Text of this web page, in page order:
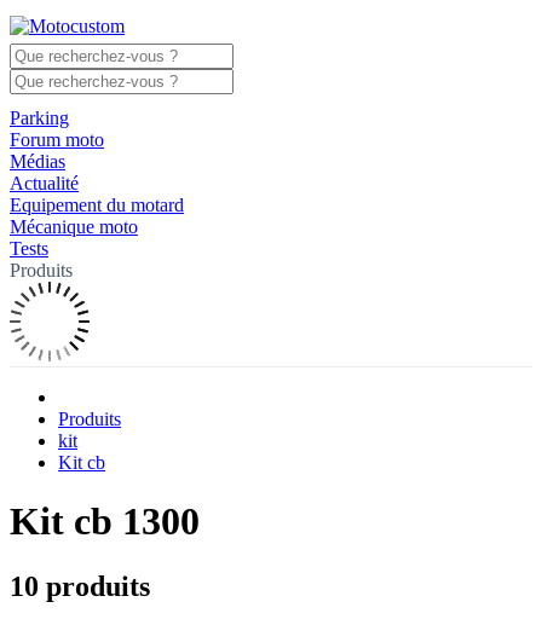
Parking
Forum moto
Médias
Actualité
Equipement du motard
Mécanique moto
Tests
Produits
Produits
kit
Kit cb
Kit cb 1300
10 produits